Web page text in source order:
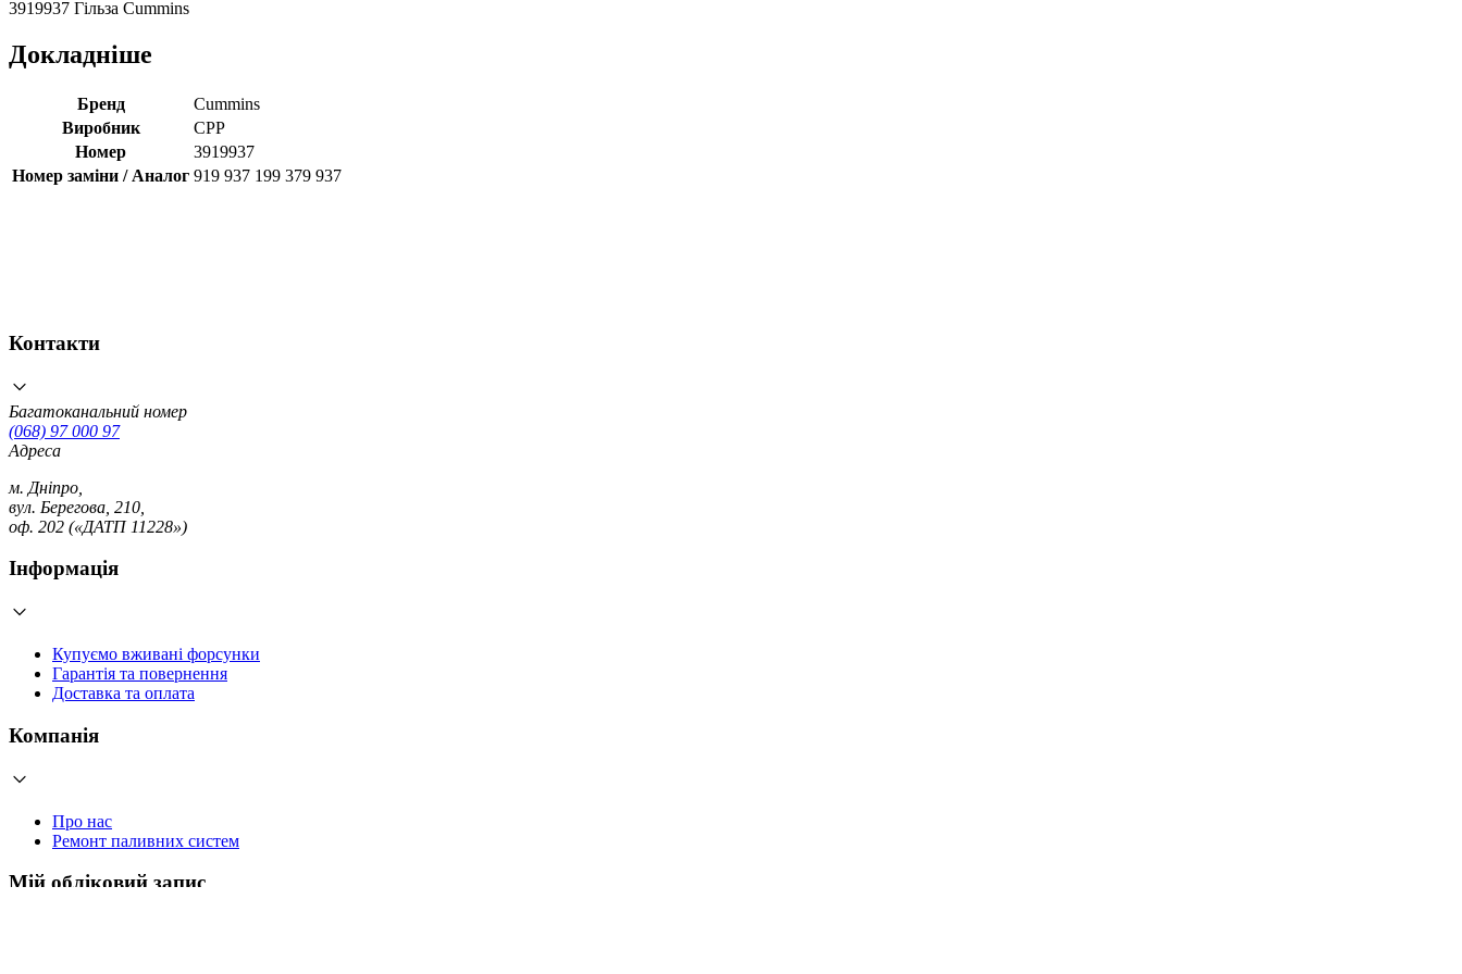
3919937 Гільза Cummins
Докладніше
Бренд
Cummins
Виробник
CPP
Номер
3919937
Номер заміни / Аналог 919 937 199 379 937
Контакти
Багатоканальний номер
(068) 97 000 97
Адреса
м. Дніпро,
вул. Берегова, 210,
оф. 202 («ДАТП 11228»)
Інформація
Купуємо вживані форсунки
Гарантія та повернення
Доставка та оплата
Компанія
Про нас
Ремонт паливних систем
Мій обліковий запис